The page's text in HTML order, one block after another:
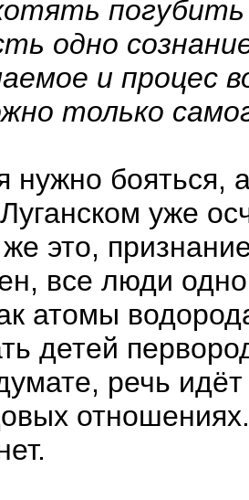
погубить
одно
и процес
только
нужно бояться,
уже
же это,
все люди
атомы
детей
речь